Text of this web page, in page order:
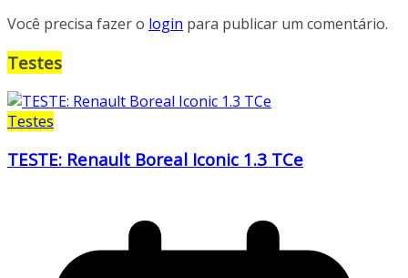
Você precisa fazer o login para publicar um comentário.
Testes
Testes
TESTE: Renault Boreal Iconic 1.3 TCe